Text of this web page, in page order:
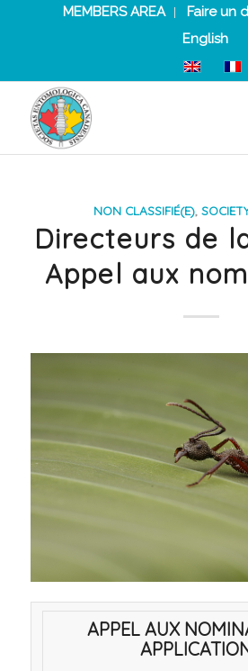
MEMBERS AREA Faire un
English
NON CLASSIFIÉ(E),
Directeurs de
Appel aux
APPEL AUX